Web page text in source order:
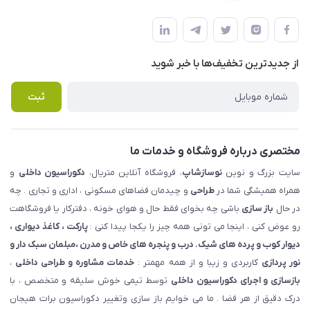
املاک مدنی - نوساز شاپ
لیست محصولات
درباره ما
قوانین و مقررات
حریم خصوصی
راهنما
پرسش های متداول
از جدید‌ترین تخفیف‌ها با‌ خبر شوید
ثبت
مختصری درباره فروشگاه و خدمات ما
سایت بزرگ و نویننوسازشاپ، فروشگاه آنلاین متریال، دکوراسیون داخلی و
همراه همیشگی شما درطراحی و چیدمان فضاهای مسکونی ، اداری و تجاری . چه
در حال باز سازی باشی چه بخوای فقط حال و هوای خونه ، دفترکار یا فروشگاهت
رو عوض کنی ، اینجا می تونی همه چیز را یکجا پیدا کنی :پارکت ، کاغذ دیواری ،
دیوار کوب و پرده های شیک. درب و پنجره های خاص و مدرن ،مبلمان سبک دار و
نور پردازی کاربردی و زیبا و از همه مهمتر : خدمات مشاوره و طراحی داخلی ،
بازسازی و اجرای دکوراسیون داخلی توسط تیمی خوش سلیقه و متخصص ، با
درک دقیق از هر فضا . ما می خوایم باز سازی وتغییر دکوراسیون برات هیجان